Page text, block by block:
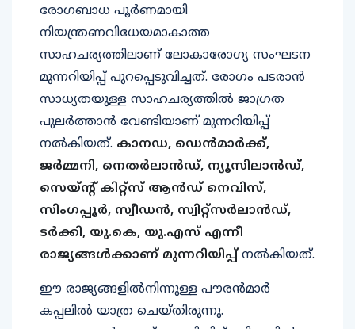
രോഗബാധ പൂര്‍ണമായി
നിയന്ത്രണവിധേയമാകാത്ത
സാഹചര്യത്തിലാണ് ലോകാരോഗ്യ സംഘടന
മുന്നറിയിപ്പ് പുറപ്പെടുവിച്ചത്. രോഗം പടരാന്‍
സാധ്യതയുള്ള സാഹചര്യത്തില്‍ ജാഗ്രത
പുലര്‍ത്താന്‍ വേണ്ടിയാണ് മുന്നറിയിപ്പ്
നല്‍കിയത്. കാനഡ, ഡെന്‍മാര്‍ക്ക്,
ജര്‍മ്മനി, നെതര്‍ലാന്‍ഡ്, ന്യൂസിലാന്‍ഡ്,
സെയ്ന്റ് കിറ്റ്‌സ് ആന്‍ഡ് നെവിസ്,
സിംഗപ്പൂര്‍, സ്വീഡന്‍, സ്വിറ്റ്‌സര്‍ലാന്‍ഡ്,
ടര്‍ക്കി, യു.കെ, യു.എസ് എന്നീ
രാജ്യങ്ങള്‍ക്കാണ് മുന്നറിയിപ്പ്നല്‍കിയത്.
ഈ രാജ്യങ്ങളില്‍നിന്നുള്ള പൗരന്‍മാര്‍
കപ്പലില്‍ യാത്ര ചെയ്തിരുന്നു.